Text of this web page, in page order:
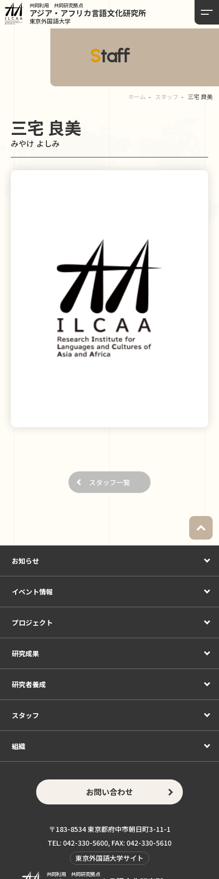
共同利用 共同研究拠点
アジア・アフリカ言語文化研究所
東京外国語大学
Staff
ホーム スタッフ 三宅 良美
三宅 良美
みやけ よしみ
スタッフ一覧
お知らせ
イベント情報
プロジェクト
研究成果
研究者養成
スタッフ
組織
お問い合わせ
〒183-8534 東京都府中市朝日町3-11-1
TEL: 042-330-5600, FAX: 042-330-5610
東京外国語大学サイト
共同利用 共同研究拠点